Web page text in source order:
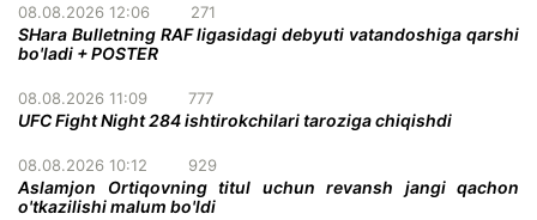
08.08.2026 12:06 271
SHara Bulletning RAF ligasidagi debyuti vatandoshiga qarshi
bo'ladi + POSTER
08.08.2026 11:09 777
UFC Fight Night 284 ishtirokchilari taroziga chiqishdi
08.08.2026 10:12 929
Aslamjon Ortiqovning titul uchun revansh jangi qachon
o'tkazilishi malum bo'ldi